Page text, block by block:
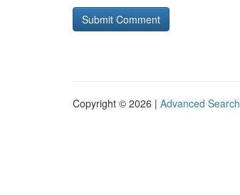
Copyright © 2026 | Advanced Search